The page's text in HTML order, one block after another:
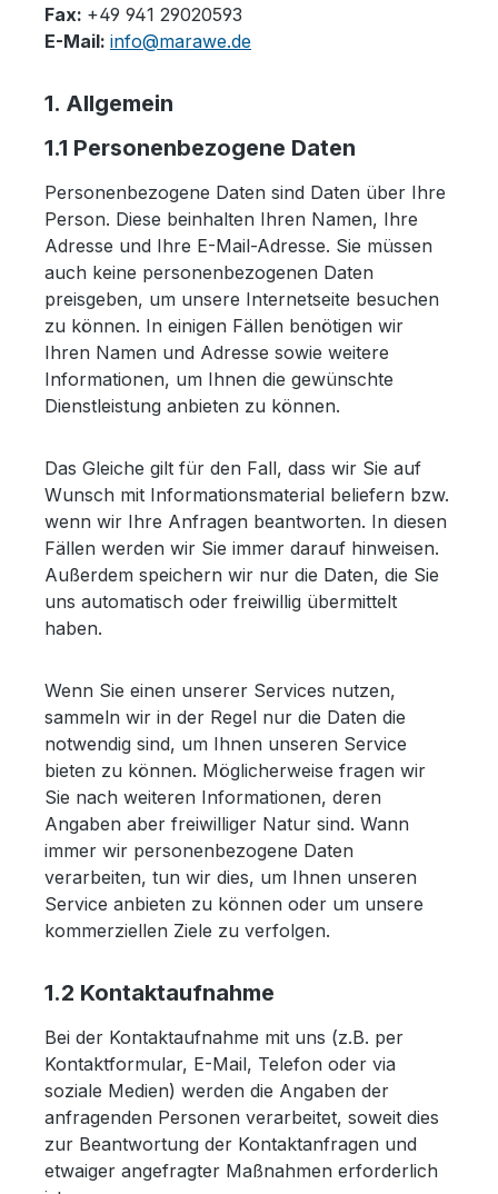
Fax: +49 941 29020593
E-Mail: info@marawe.de
1. Allgemein
1.1 Personenbezogene Daten
Personenbezogene Daten sind Daten über Ihre
Person. Diese beinhalten Ihren Namen, Ihre
Adresse und Ihre E-Mail-Adresse. Sie müssen
auch keine personenbezogenen Daten
preisgeben, um unsere Internetseite besuchen
zu können. In einigen Fällen benötigen wir
Ihren Namen und Adresse sowie weitere
Informationen, um Ihnen die gewünschte
Dienstleistung anbieten zu können.
Das Gleiche gilt für den Fall, dass wir Sie auf
Wunsch mit Informationsmaterial beliefern bzw.
wenn wir Ihre Anfragen beantworten. In diesen
Fällen werden wir Sie immer darauf hinweisen.
Außerdem speichern wir nur die Daten, die Sie
uns automatisch oder freiwillig übermittelt
haben.
Wenn Sie einen unserer Services nutzen,
sammeln wir in der Regel nur die Daten die
notwendig sind, um Ihnen unseren Service
bieten zu können. Möglicherweise fragen wir
Sie nach weiteren Informationen, deren
Angaben aber freiwilliger Natur sind. Wann
immer wir personenbezogene Daten
verarbeiten, tun wir dies, um Ihnen unseren
Service anbieten zu können oder um unsere
kommerziellen Ziele zu verfolgen.
1.2 Kontaktaufnahme
Bei der Kontaktaufnahme mit uns (z.B. per
Kontaktformular, E-Mail, Telefon oder via
soziale Medien) werden die Angaben der
anfragenden Personen verarbeitet, soweit dies
zur Beantwortung der Kontaktanfragen und
etwaiger angefragter Maßnahmen erforderlich